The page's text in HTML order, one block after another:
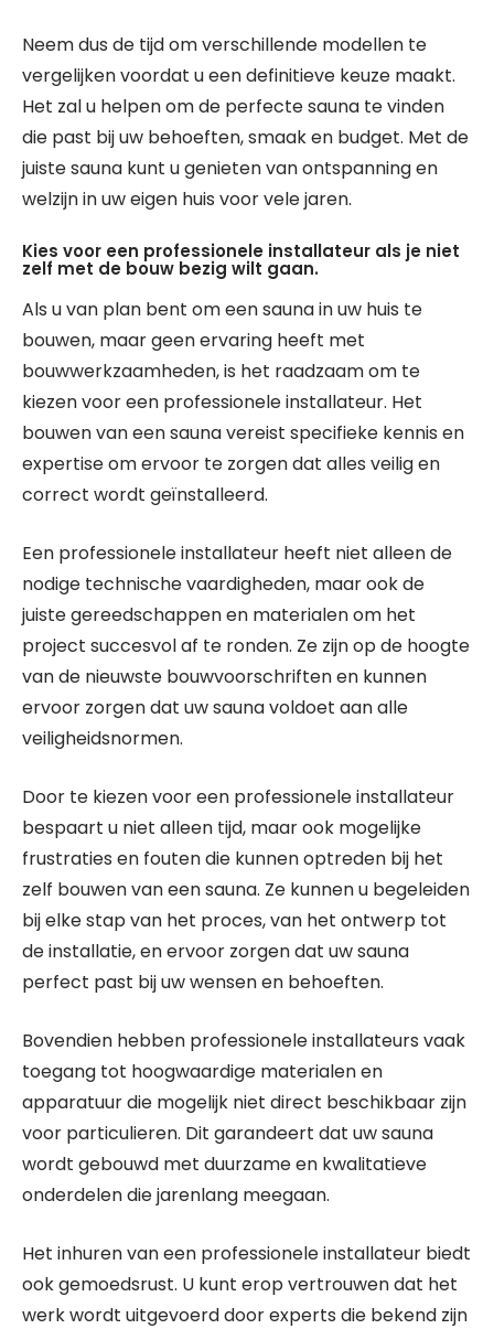
Neem dus de tijd om verschillende modellen te
vergelijken voordat u een definitieve keuze maakt.
Het zal u helpen om de perfecte sauna te vinden
die past bij uw behoeften, smaak en budget. Met de
juiste sauna kunt u genieten van ontspanning en
welzijn in uw eigen huis voor vele jaren.
Kies voor een professionele installateur als je niet
zelf met de bouw bezig wilt gaan.
Als u van plan bent om een sauna in uw huis te
bouwen, maar geen ervaring heeft met
bouwwerkzaamheden, is het raadzaam om te
kiezen voor een professionele installateur. Het
bouwen van een sauna vereist specifieke kennis en
expertise om ervoor te zorgen dat alles veilig en
correct wordt geïnstalleerd.
Een professionele installateur heeft niet alleen de
nodige technische vaardigheden, maar ook de
juiste gereedschappen en materialen om het
project succesvol af te ronden. Ze zijn op de hoogte
van de nieuwste bouwvoorschriften en kunnen
ervoor zorgen dat uw sauna voldoet aan alle
veiligheidsnormen.
Door te kiezen voor een professionele installateur
bespaart u niet alleen tijd, maar ook mogelijke
frustraties en fouten die kunnen optreden bij het
zelf bouwen van een sauna. Ze kunnen u begeleiden
bij elke stap van het proces, van het ontwerp tot
de installatie, en ervoor zorgen dat uw sauna
perfect past bij uw wensen en behoeften.
Bovendien hebben professionele installateurs vaak
toegang tot hoogwaardige materialen en
apparatuur die mogelijk niet direct beschikbaar zijn
voor particulieren. Dit garandeert dat uw sauna
wordt gebouwd met duurzame en kwalitatieve
onderdelen die jarenlang meegaan.
Het inhuren van een professionele installateur biedt
ook gemoedsrust. U kunt erop vertrouwen dat het
werk wordt uitgevoerd door experts die bekend zijn